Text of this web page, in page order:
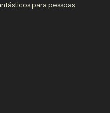
para pessoas